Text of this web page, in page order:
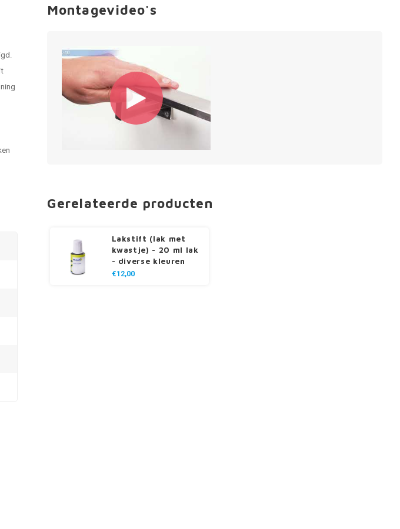
Montagevideo's
Gerelateerde producten
Lakstift (lak met
kwastje) - 20 ml lak
- diverse kleuren
€12,00